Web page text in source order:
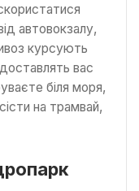
автовокзалу,
курсують
вас
біля моря,
на трамвай,